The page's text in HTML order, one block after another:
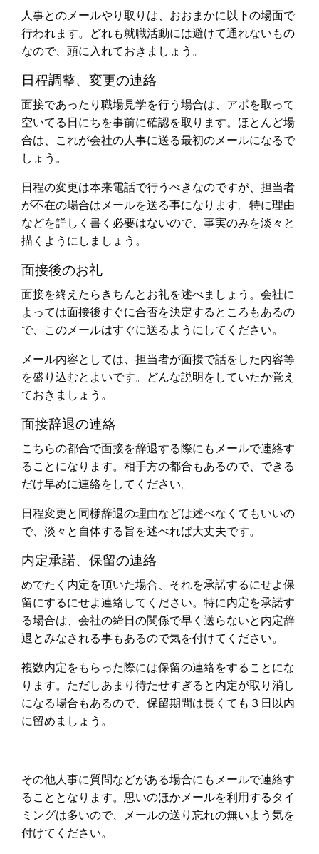
人事とのメールやり取りは、おおまかに以下の場面で
行われます。どれも就職活動には避けて通れないもの
なので、頭に入れておきましょう。
日程調整、変更の連絡
面接であったり職場見学を行う場合は、アポを取って
空いてる日にちを事前に確認を取ります。ほとんど場
合は、これが会社の人事に送る最初のメールになるで
しょう。
日程の変更は本来電話で行うべきなのですが、担当者
が不在の場合はメールを送る事になります。特に理由
などを詳しく書く必要はないので、事実のみを淡々と
描くようにしましょう。
面接後のお礼
面接を終えたらきちんとお礼を述べましょう。会社に
よっては面接後すぐに合否を決定するところもあるの
で、このメールはすぐに送るようにしてください。
メール内容としては、担当者が面接で話をした内容等
を盛り込むとよいです。どんな説明をしていたか覚え
ておきましょう。
面接辞退の連絡
こちらの都合で面接を辞退する際にもメールで連絡す
ることになります。相手方の都合もあるので、できる
だけ早めに連絡をしてください。
日程変更と同様辞退の理由などは述べなくてもいいの
で、淡々と自体する旨を述べれば大丈夫です。
内定承諾、保留の連絡
めでたく内定を頂いた場合、それを承諾するにせよ保
留にするにせよ連絡してください。特に内定を承諾す
る場合は、会社の締日の関係で早く送らないと内定辞
退とみなされる事もあるので気を付けてください。
複数内定をもらった際には保留の連絡をすることにな
ります。ただしあまり待たせすぎると内定が取り消し
になる場合もあるので、保留期間は長くても３日以内
に留めましょう。
その他人事に質問などがある場合にもメールで連絡す
ることとなります。思いのほかメールを利用するタイ
ミングは多いので、メールの送り忘れの無いよう気を
付けてください。